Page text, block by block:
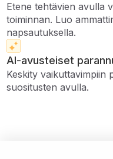
Etene tehtävien avulla
toiminnan. Luo
napsautuksella.
AI-avusteiset
Keskity vaikuttavimpiin
suositusten avulla.